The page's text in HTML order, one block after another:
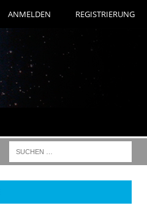
ANMELDEN REGISTRIERUNG